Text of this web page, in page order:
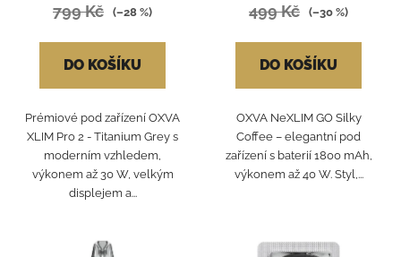
799 Kč (–28 %)
DO KOŠÍKU
Prémiové pod zařízení OXVA
XLIM Pro 2 - Titanium Grey s
moderním vzhledem,
výkonem až 30 W, velkým
displejem a...
499 Kč (–30 %)
DO KOŠÍKU
OXVA NeXLIM GO Silky
Coffee – elegantní pod
zařízení s baterií 1800 mAh,
výkonem až 40 W. Styl,...